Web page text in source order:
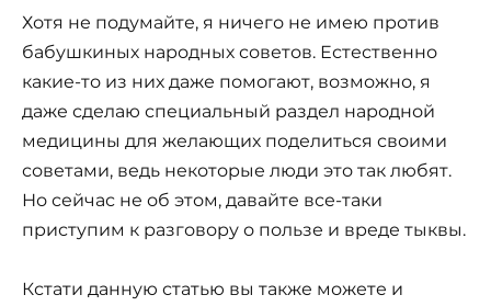
Хотя не подумайте, я ничего не имею против
бабушкиных народных советов. Естественно
какие-то из них даже помогают, возможно, я
даже сделаю специальный раздел народной
медицины для желающих поделиться своими
советами, ведь некоторые люди это так любят.
Но сейчас не об этом, давайте все-таки
приступим к разговору о пользе и вреде тыквы.
Кстати данную статью вы также можете и